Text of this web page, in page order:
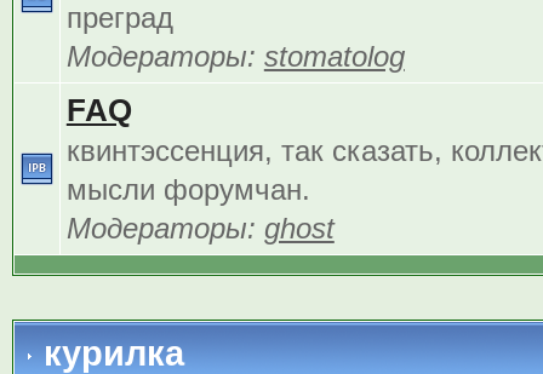
преград
Модераторы: stomatolog
FAQ
квинтэссенция, так сказать,
мысли форумчан.
Модераторы: ghost
курилка